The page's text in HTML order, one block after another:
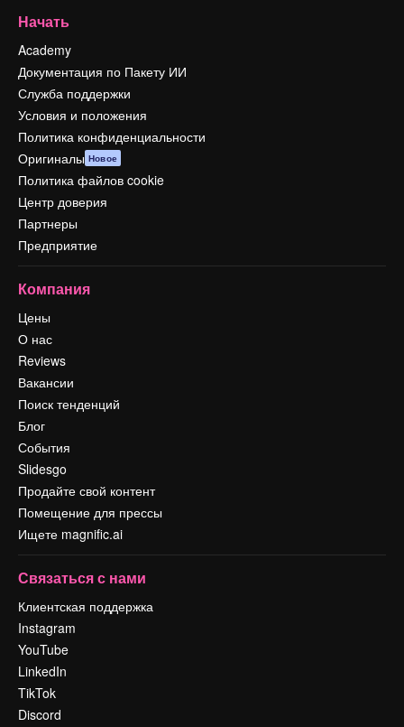
Начать
Academy
Документация по Пакету ИИ
Служба поддержки
Условия и положения
Политика конфиденциальности
Оригиналы Новое
Политика файлов cookie
Центр доверия
Партнеры
Предприятие
Компания
Цены
О нас
Reviews
Вакансии
Поиск тенденций
Блог
События
Slidesgo
Продайте свой контент
Помещение для прессы
Ищете magnific.ai
Связаться с нами
Клиентская поддержка
Instagram
YouTube
LinkedIn
TikTok
Discord